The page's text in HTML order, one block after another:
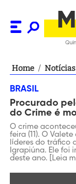
Home / Notícias
BRASIL
Procurado
do Crime é
O crime
feira (11). O
líderes do tráfico
Igrapiúna. Ele foi
deste ano. [Leia